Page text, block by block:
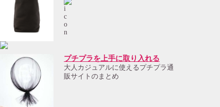
プチプラを上手に取り入れる
大人カジュアルに使えるプチプラ通
販サイトのまとめ